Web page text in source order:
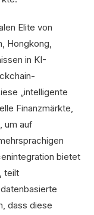
Elite von
Hongkong,
in KI-
„intelligente
Finanzmärkte,
um auf
bietet
teilt
dass diese